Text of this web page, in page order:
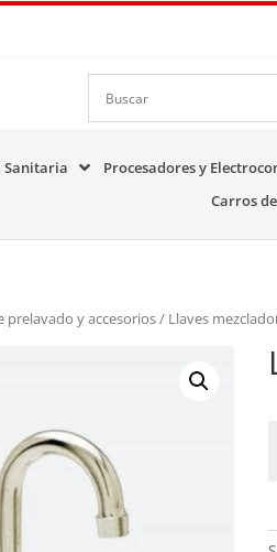
Sanitaria Procesadores y
Carros
prelavado y accesorios/ Llaves